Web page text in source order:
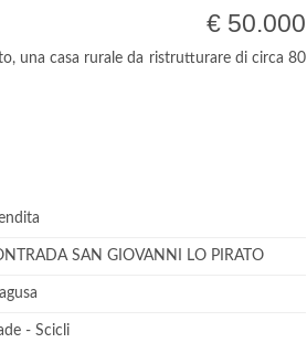
€ 50.000
una casa rurale da ristrutturare di circa 80
SAN GIOVANNI LO PIRATO
- Scicli